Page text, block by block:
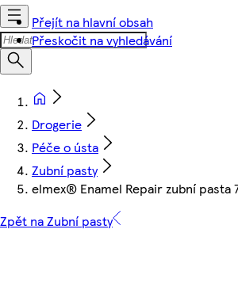
Přejít na hlavní obsah
Přeskočit na vyhledávání
Drogerie
Péče o ústa
Zubní pasty
elmex® Enamel Repair zubní
Zpět na Zubní pasty